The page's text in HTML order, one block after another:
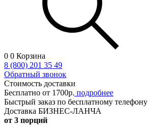
0 0 Корзина
8 (800) 201 35 49
Обратный звонок
Стоимость доставки
Бесплатно от 1700р. подробнее
Быстрый заказ по бесплатному телефону
Доставка БИЗНЕС-ЛАНЧА
от 3 порций